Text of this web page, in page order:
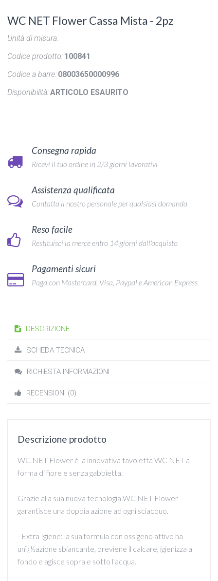
WC NET Flower Cassa Mista - 2pz
Unità di misura:
Codice prodotto: 100841
Codice a barre: 08003650000996
Disponibilità:ARTICOLO ESAURITO
Consegna rapida
Ricevi il tuo ordine in 2/3 giorni lavorativi
Assistenza qualificata
Contatta il nostro personale per qualsiasi domanda
Reso facile
Restituisci la merce entro 14 giorni dall'acquisto
Pagamenti sicuri
Paga con Mastercard, Visa, Paypal e American Express
DESCRIZIONE
SCHEDA TECNICA
RICHIESTA INFORMAZIONI
RECENSIONI (0)
Descrizione prodotto
WC NET Flower è la innovativa tavoletta WC NET a
forma di fiore e senza gabbietta.
Grazie alla sua nuova tecnologia WC NET Flower
garantisce una doppia azione ad ogni sciacquo.
- Extra Igiene: la sua formula con ossigeno attivo ha
unï¿½azione sbiancante, previene il calcare, igienizza a
fondo e agisce sopra e sotto l'acqua.